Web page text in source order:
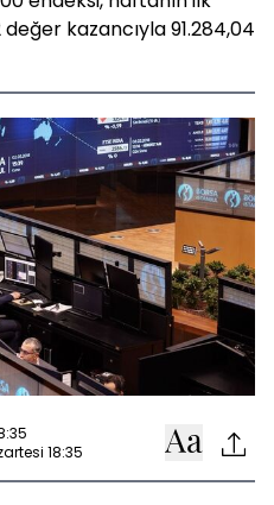
kazancıyla 91.284,04
18:35